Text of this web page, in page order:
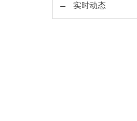
实时动态